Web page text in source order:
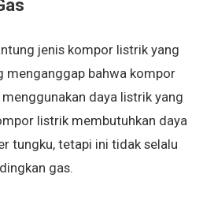
jenis kompor listrik yang
menganggap bahwa kompor
daya listrik yang
listrik membutuhkan daya
tungku, tetapi ini tidak selalu
gas.